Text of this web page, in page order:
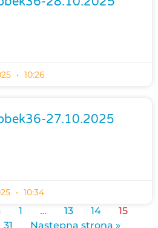
10:26
27.10.2025
10:34
1 … 13 14 15
31 Następna strona »